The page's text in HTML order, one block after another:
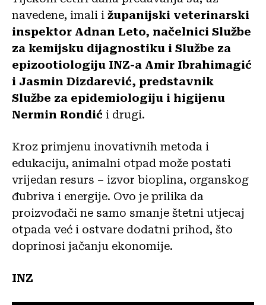
navedene, imali i županijski veterinarski
inspektor Adnan Leto, načelnici Službe
za kemijsku dijagnostiku i Službe za
epizootiologiju INZ-a Amir Ibrahimagić
i Jasmin Dizdarević, predstavnik
Službe za epidemiologiju i higijenu
Nermin Rondić i drugi.
Kroz primjenu inovativnih metoda i
edukaciju, animalni otpad može postati
vrijedan resurs – izvor bioplina, organskog
đubriva i energije. Ovo je prilika da
proizvođači ne samo smanje štetni utjecaj
otpada već i ostvare dodatni prihod, što
doprinosi jačanju ekonomije.
INZ